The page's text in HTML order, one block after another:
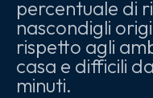
percentuale di
nascondigli
rispetto agli
casa e difficili
minuti.